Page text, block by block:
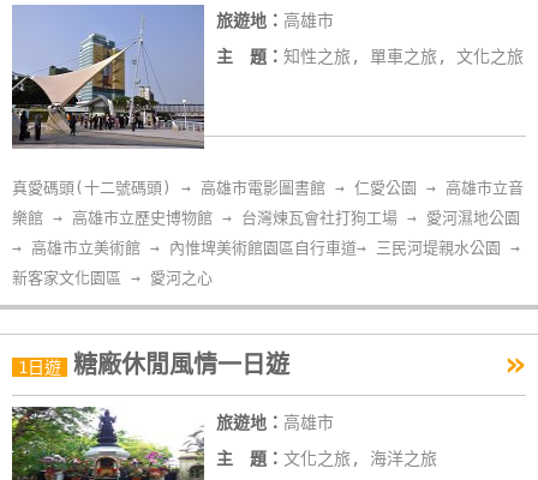
旅遊地： 高雄市
主 題： 知性之旅, 單車之旅, 文化之旅
真愛碼頭(十二號碼頭) → 高雄市電影圖書館 → 仁愛公園 → 高雄市立音
樂館 → 高雄市立歷史博物館 → 台灣煉瓦會社打狗工場 → 愛河濕地公園
→ 高雄市立美術館 → 內惟埤美術館園區自行車道→ 三民河堤親水公園 →
新客家文化園區 → 愛河之心
1日遊 糖廠休閒風情一日遊 »
旅遊地： 高雄市
主 題： 文化之旅, 海洋之旅